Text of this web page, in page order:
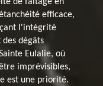
de faitage en
efficace,
l'intégrité
dégâts
Eulalie, où
imprévisibles,
est une priorité.